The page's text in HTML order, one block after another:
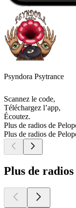
Psyndora Psytrance
Scannez le code,
Téléchargez l’app,
Écoutez.
Plus de radios de
Plus de radios de
Plus de radios